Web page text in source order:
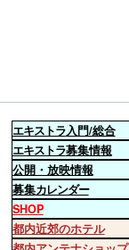
エキストラ入門/総合
エキストラ募集情報
公開・放映情報
募集カレンダー
SHOP
都内近郊のホテル